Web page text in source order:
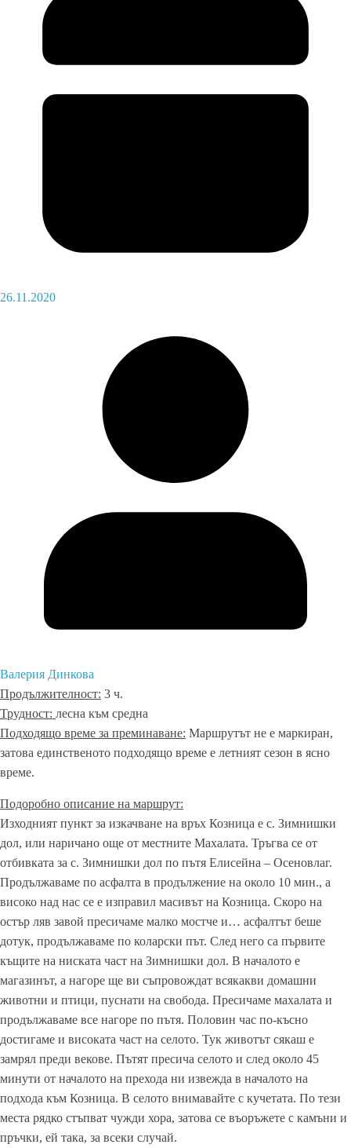
26.11.2020
Валерия Динкова
Продължителност: 3 ч.
Трудност: лесна към средна
Подходящо време за преминаване: Маршрутът не е маркиран,
затова единственото подходящо време е летният сезон в ясно
време.
Подоробно описание на маршрут:
Изходният пункт за изкачване на връх Козница е с. Зимнишки
дол, или наричано още от местните Махалата. Тръгва се от
отбивката за с. Зимнишки дол по пътя Елисейна – Осеновлаг.
Продължаваме по асфалта в продължение на около 10 мин., а
високо над нас се е изправил масивът на Козница. Скоро на
остър ляв завой пресичамe малко мостче и… асфалтът беше
дотук, продължаваме по коларски път. След него са първите
къщите на ниската част на Зимнишки дол. В началото е
магазинът, а нагоре ще ви съпровождат всякакви домашни
животни и птици, пуснати на свобода. Пресичаме махалата и
продължаваме все нагоре по пътя. Половин час по-късно
достигаме и високата част на селото. Тук животът сякаш е
замрял преди векове. Пътят пресича селото и след около 45
минути от началото на прехода ни извежда в началото на
подхода към Козница. В селото внимавайте с кучетата. По тези
места рядко стъпват чужди хора, затова се въоръжете с камъни и
пръчки, ей така, за всеки случай.